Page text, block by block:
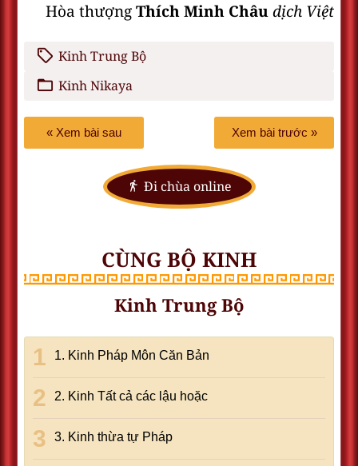
Hòa thượngThích Minh Châudịch Việt
Kinh Trung Bộ
Kinh Nikaya
« Xem bài sau Xem bài trước »
Đi chùa online
CÙNG BỘ KINH
Kinh Trung Bộ
1. Kinh Pháp Môn Căn Bản
2. Kinh Tất cả các lậu hoặc
3. Kinh thừa tự Pháp